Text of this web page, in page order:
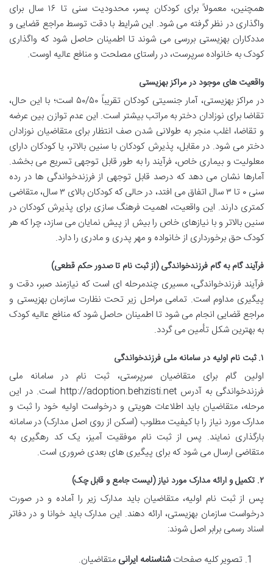
همچنین، معمولاً برای کودکان پسر، محدودیت سنی تا ۱۶ سال برای
واگذاری در نظر گرفته می شود. این شرایط با دقت توسط مراجع قضایی و
مددکاران بهزیستی بررسی می شوند تا اطمینان حاصل شود که واگذاری
کودک به خانواده سرپرست، در راستای مصلحت و منافع عالیه اوست.
واقعیت های موجود در مراکز بهزیستی
در مراکز بهزیستی، آمار جنسیتی کودکان تقریباً ۵۰/۵۰ است؛ با این حال،
تقاضا برای نوزادان دختر به مراتب بیشتر است. این عدم توازن بین عرضه
و تقاضا، اغلب منجر به طولانی شدن صف انتظار برای متقاضیان نوزادان
دختر می شود. در مقابل، پذیرش کودکان با سنین بالاتر، یا کودکان دارای
معلولیت و بیماری خاص، فرآیند را به طور قابل توجهی تسریع می بخشد.
آمارها نشان می دهد که درصد قابل توجهی از فرزندخواندگی ها در رده
سنی ۰ تا ۳ سال اتفاق می افتد، در حالی که کودکان بالای ۳ سال، متقاضی
کمتری دارند. این واقعیت، اهمیت فرهنگ سازی برای پذیرش کودکان در
سنین بالاتر و با نیازهای خاص را بیش از پیش نمایان می سازد، چرا که هر
کودک حق برخورداری از خانواده و مهر پدری و مادری را دارد.
فرآیند گام به گام فرزندخواندگی (از ثبت نام تا صدور حکم قطعی)
فرآیند فرزندخواندگی، مسیری چندمرحله ای است که نیازمند صبر، دقت و
پیگیری مداوم است. تمامی مراحل زیر تحت نظارت سازمان بهزیستی و
مراجع قضایی انجام می شود تا اطمینان حاصل شود که منافع عالیه کودک
به بهترین شکل تأمین می گردد.
۱. ثبت نام اولیه در سامانه ملی فرزندخواندگی
اولین گام برای متقاضیان سرپرستی، ثبت نام در سامانه ملی
فرزندخواندگی به آدرس http://adoption.behzisti.net است. در این
مرحله، متقاضیان باید اطلاعات هویتی و درخواست اولیه خود را ثبت و
مدارک مورد نیاز را با کیفیت مطلوب (اسکن از روی اصل مدارک) در سامانه
بارگذاری نمایند. پس از ثبت نام موفقیت آمیز، یک کد رهگیری به
متقاضی ارسال می شود که برای پیگیری های بعدی ضروری است.
۲. تکمیل و ارائه مدارک مورد نیاز (لیست جامع و قابل چک)
پس از ثبت نام اولیه، متقاضیان باید مدارک زیر را آماده و در صورت
درخواست سازمان بهزیستی، ارائه دهند. این مدارک باید خوانا و در دفاتر
اسناد رسمی برابر اصل شوند:
تصویر کلیه صفحاتشناسنامه ایرانی متقاضیان.